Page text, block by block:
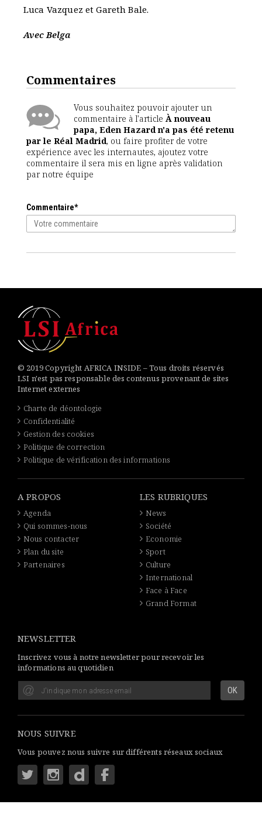
Luca Vazquez et Gareth Bale.
Avec Belga
Commentaires
Vous souhaitez pouvoir ajouter un
commentaire à l'article À nouveau
papa, Eden Hazard n'a pas été retenu
par le Réal Madrid, ou faire profiter de votre
expérience avec les internautes, ajoutez votre
commentaire il sera mis en ligne après validation
par notre équipe
Commentaire*
© 2019 Copyright AFRICA INSIDE – Tous droits réservés
LSI n'est pas responsable des contenus provenant de sites
Internet externes
Charte de déontologie
Confidentialité
Gestion des cookies
Politique de correction
Politique de vérification des informations
A PROPOS
Agenda
Qui sommes-nous
Nous contacter
Plan du site
Partenaires
LES RUBRIQUES
News
Société
Economie
Sport
Culture
International
Face à Face
Grand Format
NEWSLETTER
Inscrivez vous à notre newsletter pour recevoir les
informations au quotidien
NOUS SUIVRE
Vous pouvez nous suivre sur différents réseaux sociaux